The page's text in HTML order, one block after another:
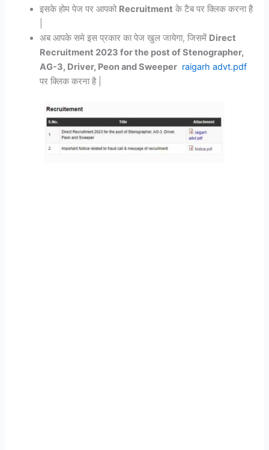
इसके होम पेज पर आपको Recruitment के टैब पर क्लिक करना है
अब आपके समे इस प्रकार का पेज खुल जायेगा, जिसमें Direct
Recruitment 2023 for the post of Stenographer,
AG-3, Driver, Peon and Sweeper raigarh advt.pdf
पर क्लिक करना है |